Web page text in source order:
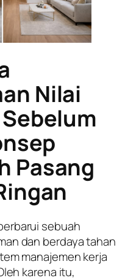
Nilai
Pasang
sebuah
dan berdaya tahan
manajemen kerja
karena itu,